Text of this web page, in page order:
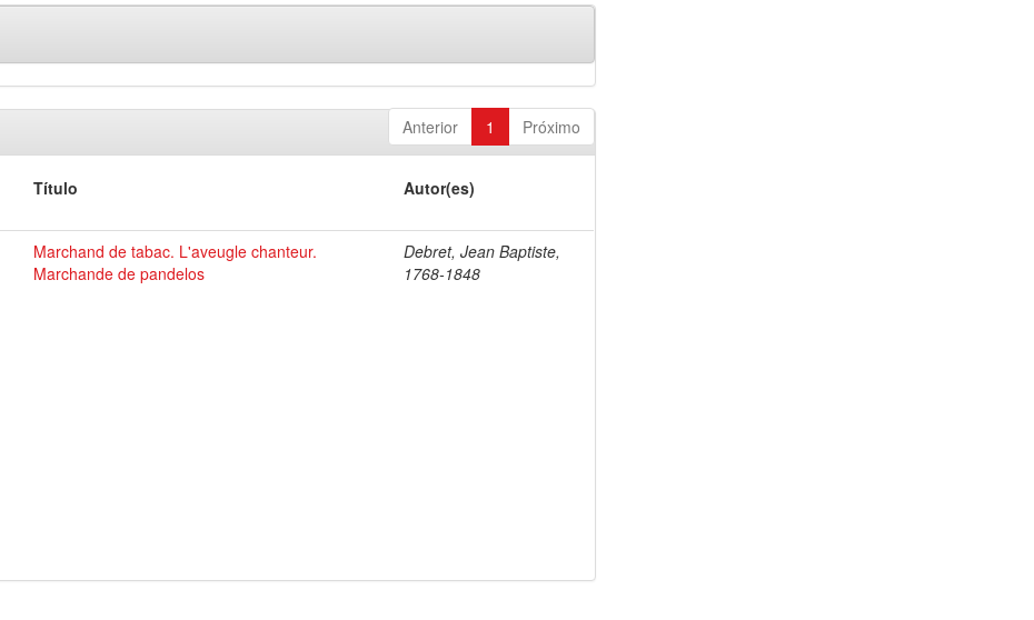
Anterior 1 Próximo
Título Autor(es)
Marchand de tabac. L'aveugle chanteur.
Marchande de pandelos
Debret, Jean Baptiste,
1768-1848